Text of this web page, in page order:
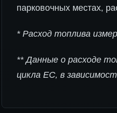
парковочных местах,
* Расход топлива
** Данные о расходе
цикла ЕС, в